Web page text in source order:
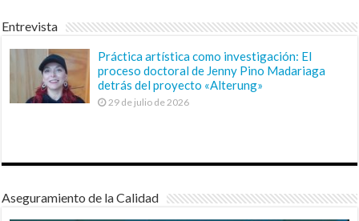
Entrevista
Práctica artística como investigación: El
proceso doctoral de Jenny Pino Madariaga
detrás del proyecto «Alterung»
29 de julio de 2026
Aseguramiento de la Calidad